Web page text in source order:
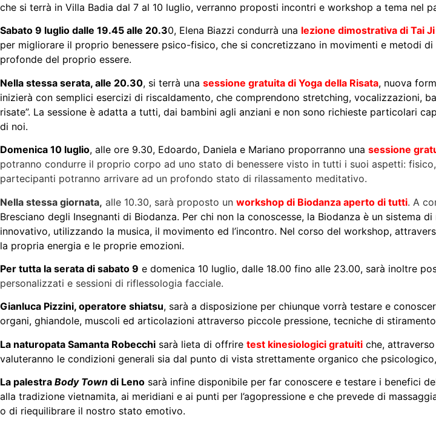
che si terrà in Villa Badia dal 7 al 10 luglio, verranno proposti incontri e workshop a tema nel
Sabato 9 luglio dalle 19.45 alle 20.30, Elena Biazzi condurrà una lezione dimostrativa di Tai
per migliorare il proprio benessere psico-fisico, che si concretizzano in movimenti e metodi
profonde del proprio essere.
Nella stessa serata, alle 20.30, si terrà una sessione gratuita di Yoga della Risata, nuova
inizierà con semplici esercizi di riscaldamento, che comprendono stretching, vocalizzazioni,
risate”. La sessione è adatta a tutti, dai bambini agli anziani e non sono richieste particolari
di noi.
Domenica 10 luglio, alle ore 9.30, Edoardo, Daniela e Mariano proporranno una sessione
potranno condurre il proprio corpo ad uno stato di benessere visto in tutti i suoi aspetti:
partecipanti potranno arrivare ad un profondo stato di rilassamento meditativo.
Nella stessa giornata, alle 10.30, sarà proposto un workshop di Biodanza aperto di tutti. A
Bresciano degli Insegnanti di Biodanza. Per chi non la conoscesse, la Biodanza è un
innovativo, utilizzando la musica, il movimento ed l’incontro. Nel corso del workshop,
la propria energia e le proprie emozioni.
Per tutta la serata di sabato 9 e domenica 10 luglio, dalle 18.00 fino alle 23.00, sarà inoltre
personalizzati e sessioni di riflessologia facciale.
Gianluca Pizzini, operatore shiatsu, sarà a disposizione per chiunque vorrà testare e
organi, ghiandole, muscoli ed articolazioni attraverso piccole pressione, tecniche di
La naturopata Samanta Robecchi sarà lieta di offrire test kinesiologici gratuiti che,
valuteranno le condizioni generali sia dal punto di vista strettamente organico che
La palestra Body Town di Leno sarà infine disponibile per far conoscere e testare i benefici
alla tradizione vietnamita, ai meridiani e ai punti per l’agopressione e che prevede di
o di riequilibrare il nostro stato emotivo.